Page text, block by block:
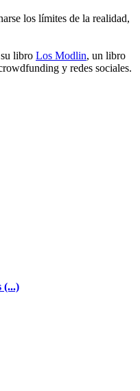
los límites de la realidad,
libro Los Modlin, un libro
y redes sociales.
(...)